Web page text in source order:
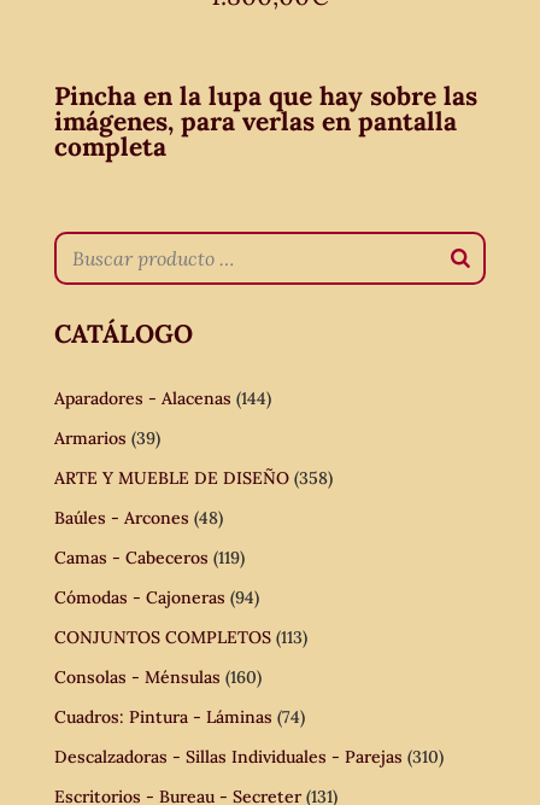
Pincha en la lupa que hay sobre las
imágenes, para verlas en pantalla
completa
CATÁLOGO
Aparadores - Alacenas (144)
Armarios (39)
ARTE Y MUEBLE DE DISEÑO (358)
Baúles - Arcones (48)
Camas - Cabeceros (119)
Cómodas - Cajoneras (94)
CONJUNTOS COMPLETOS (113)
Consolas - Ménsulas (160)
Cuadros: Pintura - Láminas (74)
Descalzadoras - Sillas Individuales - Parejas (310)
Escritorios - Bureau - Secreter (131)